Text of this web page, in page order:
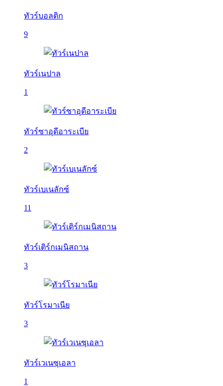
ทัวร์บอลติก
9
ทัวร์เนปาล
1
ทัวร์ซาอุดีอาระเบีย
2
ทัวร์เบเนลักซ์
11
ทัวร์เติร์กเมนิสถาน
3
ทัวร์โรมาเนีย
3
ทัวร์เวเนซุเอลา
1